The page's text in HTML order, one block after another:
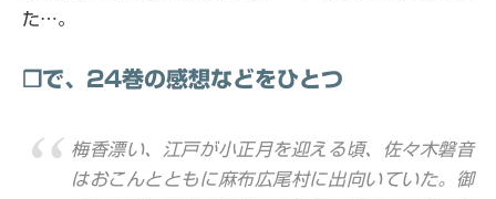
た…。
❒で、24巻の感想などをひとつ
梅香漂い、江戸が小正月を迎える頃、佐々木磐音
はおこんとともに麻布広尾村に出向いていた。御